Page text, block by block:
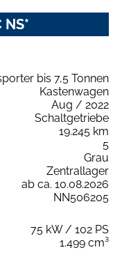
bis 7,5 Tonnen
Kastenwagen
Aug / 2022
Schaltgetriebe
19.245 km
5
Grau
Zentrallager
ab ca. 10.08.2026
NN506205
75 kW / 102 PS
1.499 cm³